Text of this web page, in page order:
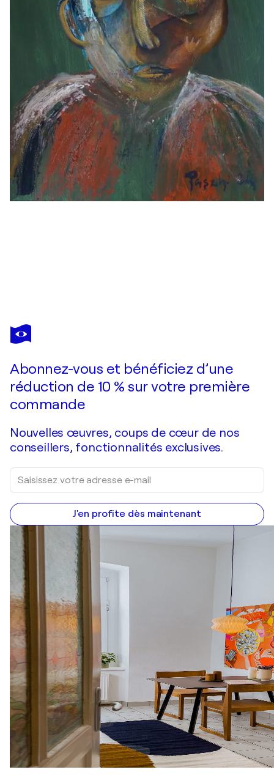
PIERRE PASZKOWSKI
Window with apple tree in blossom
Abonnez-vous et bénéficiez d’une
réduction de 10 % sur votre première
commande
Nouvelles œuvres, coups de cœur de nos
conseillers, fonctionnalités exclusives.
J'en profite dès maintenant